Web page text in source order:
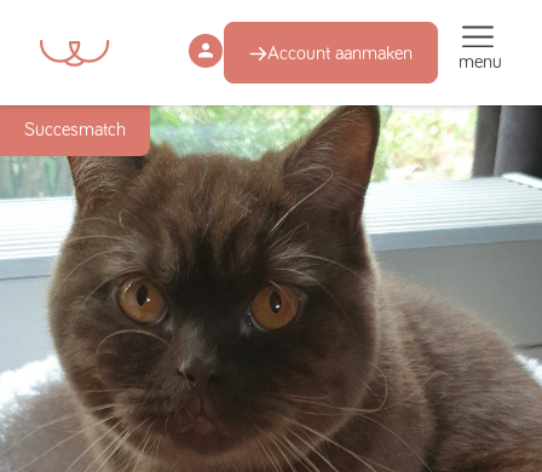
Account aanmaken menu
Succesmatch